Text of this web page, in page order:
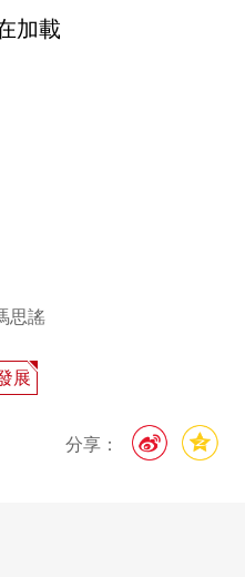
加載
思謠
展
分享：